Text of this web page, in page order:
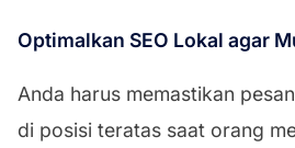
Optimalkan SEO Lokal agar
Anda harus memastikan
di posisi teratas saat orang